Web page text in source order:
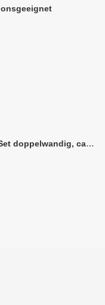
Espresso Glas, 80ml 2er Set doppelwandig, ca. 6,3 x 6,4cm